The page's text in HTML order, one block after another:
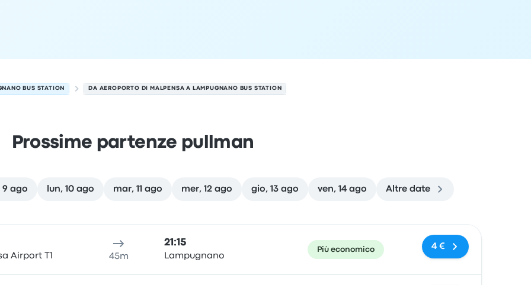
BUS STATION DA AEROPORTO DI MALPENSA A LAMPUGNANO BUS STATION
Prossime partenze pullman
9 ago lun, 10 ago mar, 11 ago mer, 12 ago gio, 13 ago ven, 14 ago Altre date
Airport T1 45m
21:15
Lampugnano
Più economico 4 €